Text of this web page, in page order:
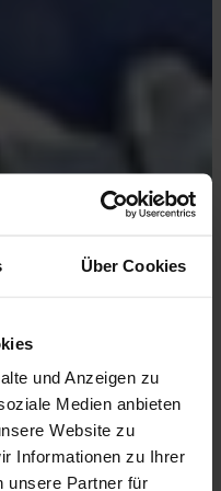
Über Cookies
und Anzeigen zu
Medien anbieten
Website zu
Informationen zu Ihrer
unsere Partner für